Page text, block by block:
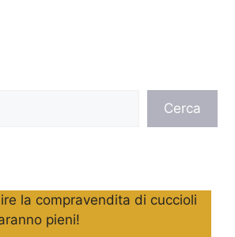
Cerca
la compravendita di cuccioli
pieni!